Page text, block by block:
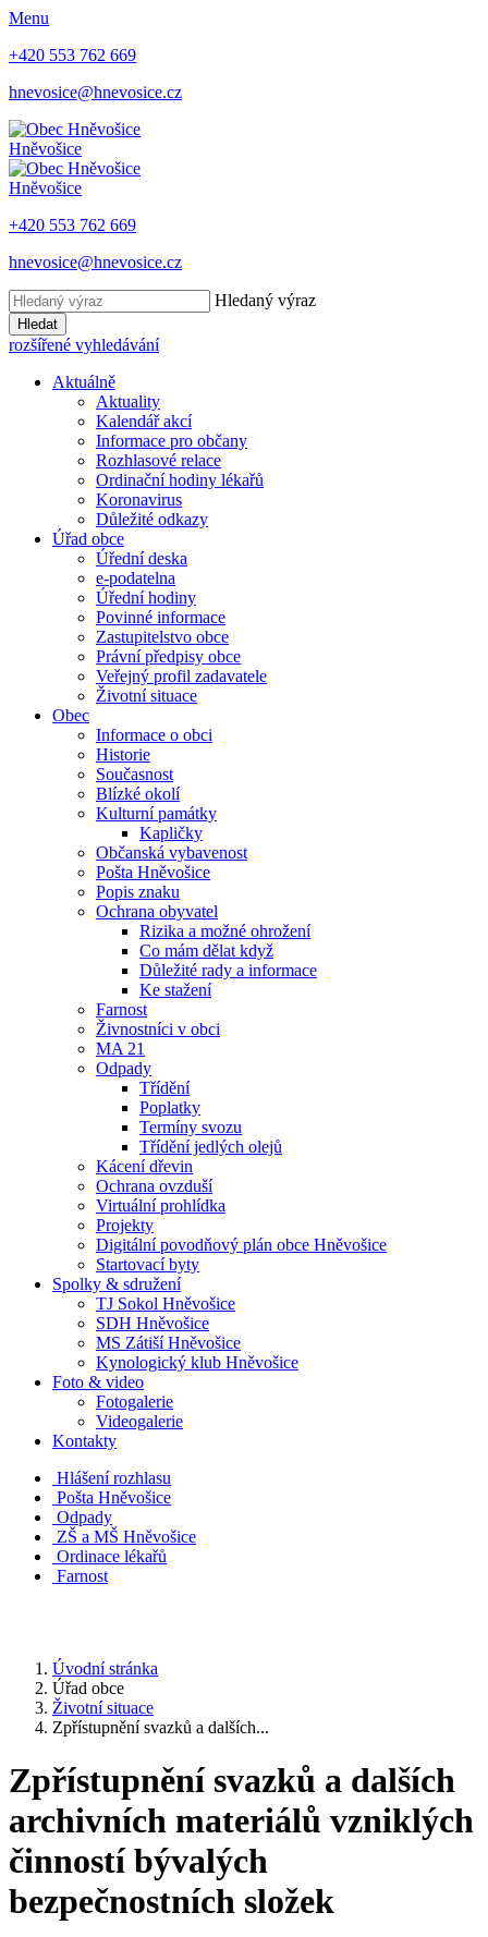
Menu
+420 553 762 669
hnevosice@hnevosice.cz
Hněvošice
Hněvošice
+420 553 762 669
hnevosice@hnevosice.cz
Hledaný výraz
Hledat
rozšířené vyhledávání
Aktuálně
Aktuality
Kalendář akcí
Informace pro občany
Rozhlasové relace
Ordinační hodiny lékařů
Koronavirus
Důležité odkazy
Úřad obce
Úřední deska
e-podatelna
Úřední hodiny
Povinné informace
Zastupitelstvo obce
Právní předpisy obce
Veřejný profil zadavatele
Životní situace
Obec
Informace o obci
Historie
Současnost
Blízké okolí
Kulturní památky
Kapličky
Občanská vybavenost
Pošta Hněvošice
Popis znaku
Ochrana obyvatel
Rizika a možné ohrožení
Co mám dělat když
Důležité rady a informace
Ke stažení
Farnost
Živnostníci v obci
MA 21
Odpady
Třídění
Poplatky
Termíny svozu
Třídění jedlých olejů
Kácení dřevin
Ochrana ovzduší
Virtuální prohlídka
Projekty
Digitální povodňový plán obce Hněvošice
Startovací byty
Spolky & sdružení
TJ Sokol Hněvošice
SDH Hněvošice
MS Zátiší Hněvošice
Kynologický klub Hněvošice
Foto & video
Fotogalerie
Videogalerie
Kontakty
Hlášení rozhlasu
Pošta Hněvošice
Odpady
ZŠ a MŠ Hněvošice
Ordinace lékařů
Farnost
Úvodní stránka
Úřad obce
Životní situace
Zpřístupnění svazků a dalších...
Zpřístupnění svazků a dalších
archivních materiálů vzniklých
činností bývalých
bezpečnostních složek